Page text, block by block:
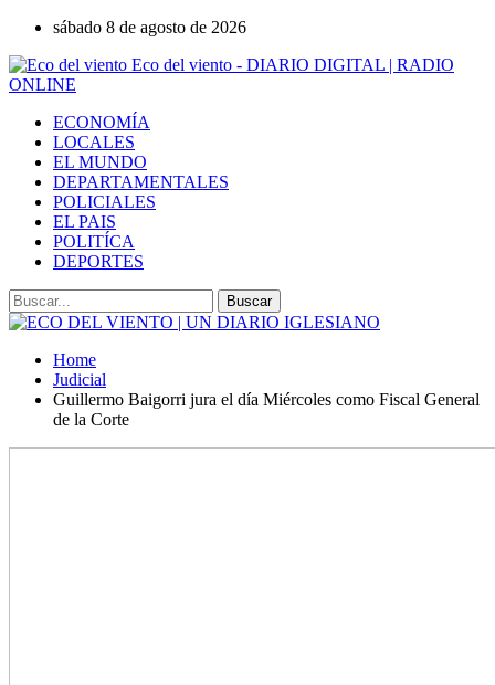
sábado 8 de agosto de 2026
Eco del viento - DIARIO DIGITAL | RADIO
ONLINE
ECONOMÍA
LOCALES
EL MUNDO
DEPARTAMENTALES
POLICIALES
EL PAIS
POLITÍCA
DEPORTES
Home
Judicial
Guillermo Baigorri jura el día Miércoles como Fiscal General
de la Corte